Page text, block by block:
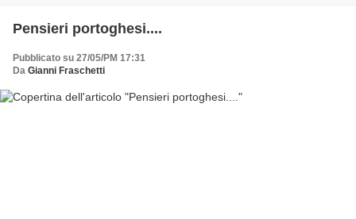
Pensieri portoghesi....
Pubblicato su 27/05/PM 17:31
Da Gianni Fraschetti